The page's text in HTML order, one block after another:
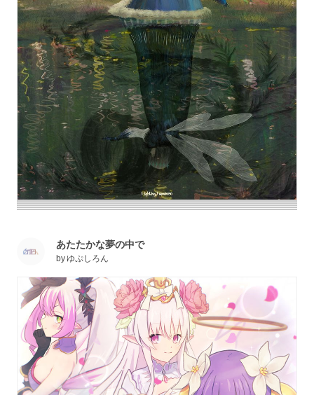
あたたかな夢の中で
byゆぷしろん